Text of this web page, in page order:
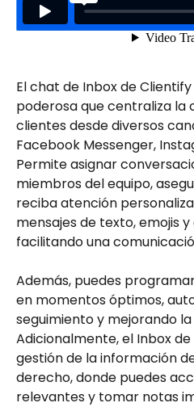
El chat de Inbox de
poderosa que centraliza la
clientes desde diversos
Facebook Messenger,
Permite asignar
miembros del equipo,
reciba atención
mensajes de texto, emojis
facilitando una
Además, puedes
en momentos óptimos,
seguimiento y mejorando
Adicionalmente, el Inbox
gestión de la información
derecho, donde puedes
relevantes y tomar notas